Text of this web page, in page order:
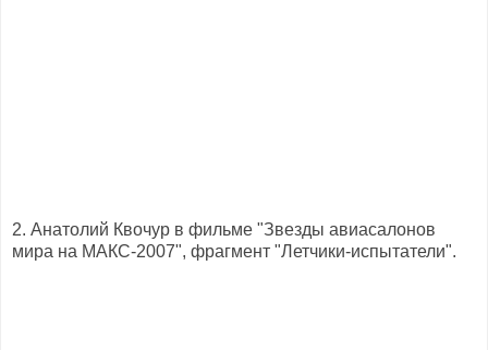
2. Анатолий Квочур в фильме "Звезды авиасалонов
мира на МАКС-2007", фрагмент "Летчики-испытатели".